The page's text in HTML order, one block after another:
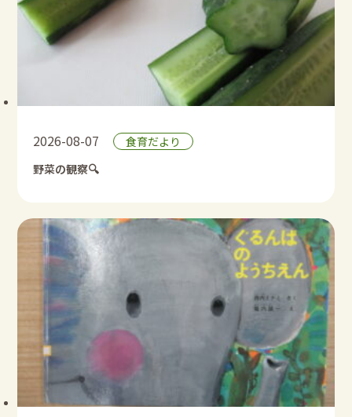
2026-08-07
食育だより
野菜の観察🔍